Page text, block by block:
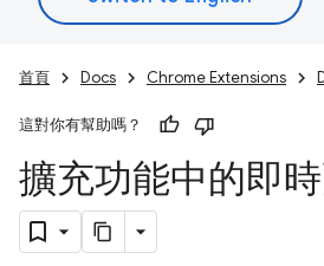
首頁 Docs Chrome Extensions
這對你有幫助嗎？
擴充功能中的即